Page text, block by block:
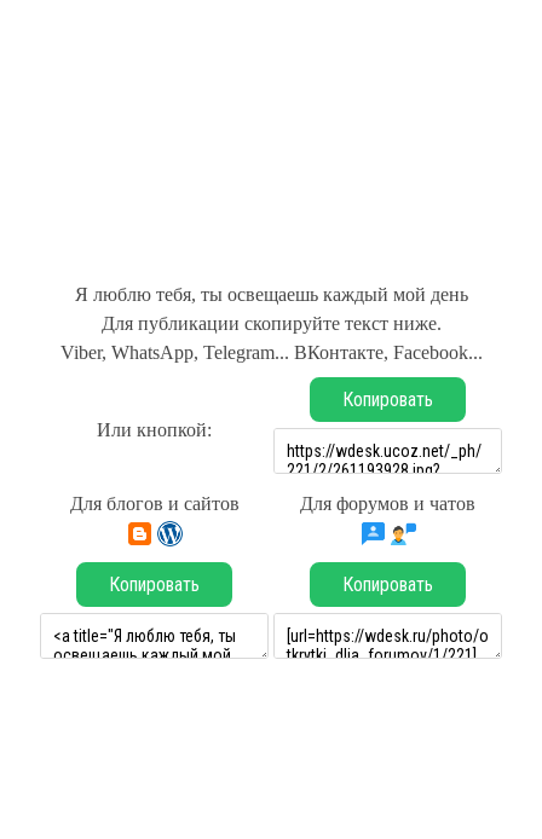
Я люблю тебя, ты освещаешь каждый мой день
Для публикации скопируйте текст ниже.
Viber, WhatsApp, Telegram... ВКонтакте, Facebook...
Или кнопкой:
Копировать
Для блогов и сайтов Для форумов и чатов
Копировать Копировать